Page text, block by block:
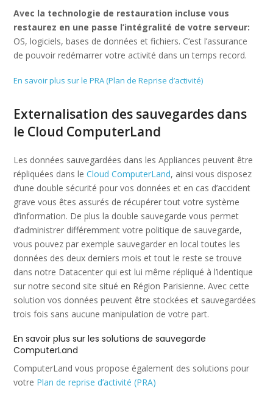
Avec la technologie de restauration incluse vous
restaurez en une passe l’intégralité de votre serveur:
OS, logiciels, bases de données et fichiers. C’est l’assurance
de pouvoir redémarrer votre activité dans un temps record.
En savoir plus sur le PRA (Plan de Reprise d’activité)
Externalisation des sauvegardes dans
le Cloud ComputerLand
Les données sauvegardées dans les Appliances peuvent être
répliquées dans leCloud ComputerLand, ainsi vous disposez
d’une double sécurité pour vos données et en cas d’accident
grave vous êtes assurés de récupérer tout votre système
d’information. De plus la double sauvegarde vous permet
d’administrer différemment votre politique de sauvegarde,
vous pouvez par exemple sauvegarder en local toutes les
données des deux derniers mois et tout le reste se trouve
dans notre Datacenter qui est lui même répliqué à l’identique
sur notre second site situé en Région Parisienne. Avec cette
solution vos données peuvent être stockées et sauvegardées
trois fois sans aucune manipulation de votre part.
En savoir plus sur les solutions de sauvegarde
ComputerLand
ComputerLand vous propose également des solutions pour
votre Plan de reprise d’activité (PRA)